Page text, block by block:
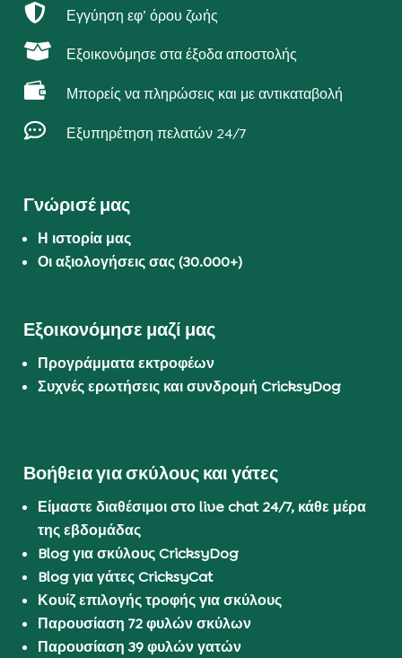
 Εγγύηση εφ’ όρου ζωής
 Εξοικονόμησε στα έξοδα αποστολής
 Μπορείς να πληρώσεις και με αντικαταβολή
 Εξυπηρέτηση πελατών 24/7
Γνώρισέ μας
Η ιστορία μας
Οι αξιολογήσεις σας (30.000+)
Εξοικονόμησε μαζί μας
Προγράμματα εκτροφέων
Συχνές ερωτήσεις και συνδρομή CricksyDog
Βοήθεια για σκύλους και γάτες
Είμαστε διαθέσιμοι στο live chat 24/7, κάθε μέρα
της εβδομάδας
Blog για σκύλους CricksyDog
Blog για γάτες CricksyCat
Κουίζ επιλογής τροφής για σκύλους
Παρουσίαση 72 φυλών σκύλων
Παρουσίαση 39 φυλών γατών